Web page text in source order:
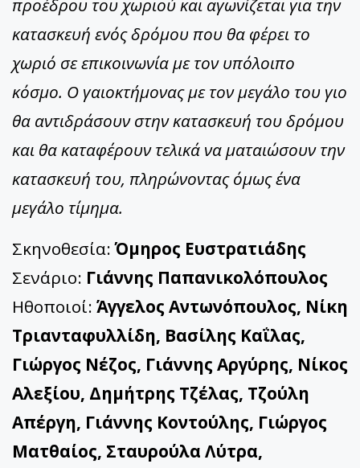
προέδρου του χωριού και αγωνίζεται για την
κατασκευή ενός δρόμου που θα φέρει το
χωριό σε επικοινωνία με τον υπόλοιπο
κόσμο. Ο γαιοκτήμονας με τον μεγάλο του γιο
θα αντιδράσουν στην κατασκευή του δρόμου
και θα καταφέρουν τελικά να ματαιώσουν την
κατασκευή του, πληρώνοντας όμως ένα
μεγάλο τίμημα.
Σκηνοθεσία:Όμηρος Ευστρατιάδης
Σενάριο: Γιάννης Παπανικολόπουλος
Ηθοποιοί: Άγγελος Αντωνόπουλος, Νίκη
Τριανταφυλλίδη, Βασίλης Καΐλας,
Γιώργος Νέζος, Γιάννης Αργύρης, Νίκος
Αλεξίου, Δημήτρης Τζέλας, Τζούλη
Απέργη, Γιάννης Κοντούλης, Γιώργος
Ματθαίος, Σταυρούλα Λύτρα,